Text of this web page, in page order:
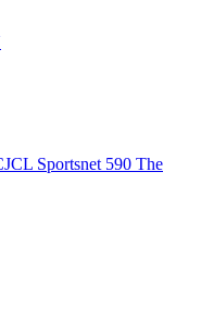
Sportsnet 590 The